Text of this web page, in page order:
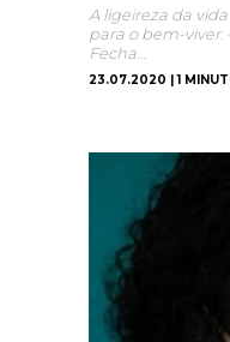
A ligeireza da
para o bem-viver.
Fecha…
23.07.2020 | 1